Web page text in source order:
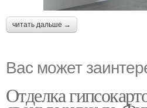
читать дальше →
Вас может
Отделка